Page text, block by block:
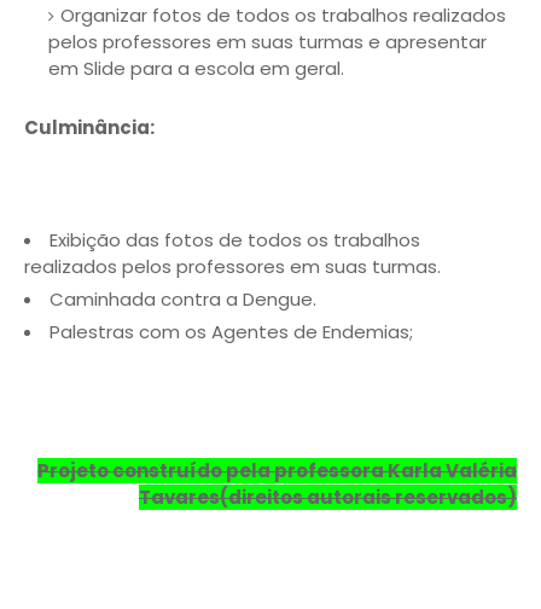
Organizar fotos de todos os trabalhos realizados
pelos professores em suas turmas e apresentar
em Slide para a escola em geral.
Culminância:
Exibição das fotos de todos os trabalhos
realizados pelos professores em suas turmas.
Caminhada contra a Dengue.
Palestras com os Agentes de Endemias;
Projeto construído pela professora Karla Valéria
Tavares(direitos autorais reservados)